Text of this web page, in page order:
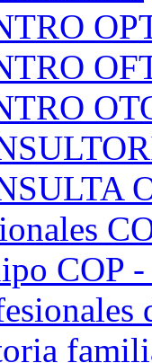
COP